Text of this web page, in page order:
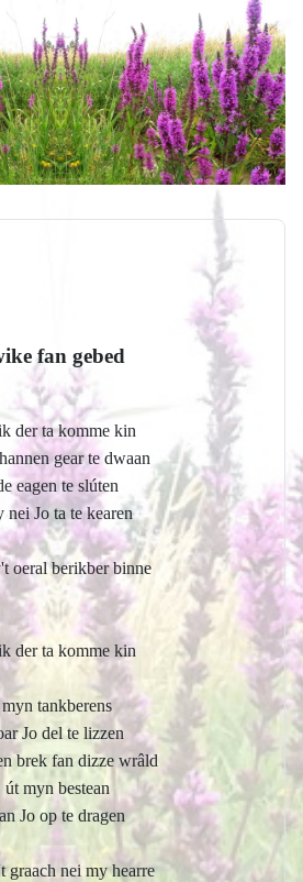
fan gebed
der ta komme kin
gear te dwaan
eagen te slúten
nei Jo ta te kearen
oeral berikber binne
der ta komme kin
myn tankberens
Jo del te lizzen
brek fan dizze wrâld
út myn bestean
Jo op te dragen
graach nei my hearre